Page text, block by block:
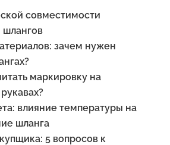
совместимости
шлангов
зачем нужен
маркировку на
влияние температуры на
шланга
5 вопросов к